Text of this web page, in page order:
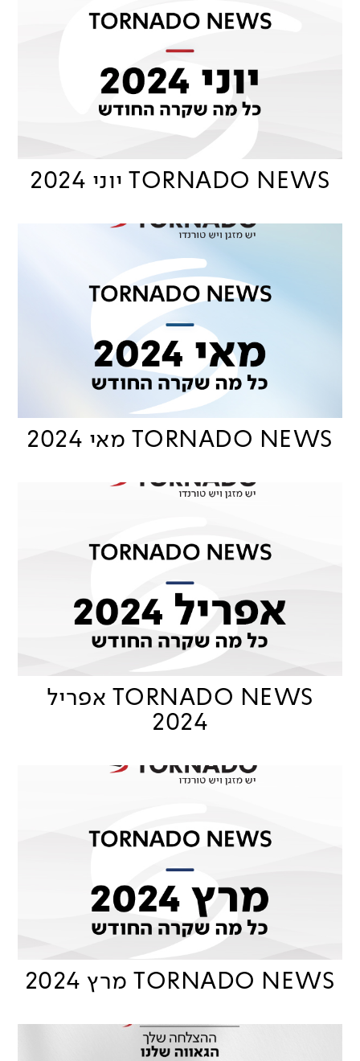
TORNADO NEWS יוני 2024
TORNADO NEWS מאי 2024
TORNADO NEWS אפריל
2024
TORNADO NEWS מרץ 2024